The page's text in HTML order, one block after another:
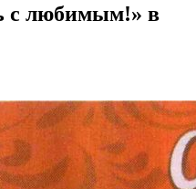
с любимым!» в